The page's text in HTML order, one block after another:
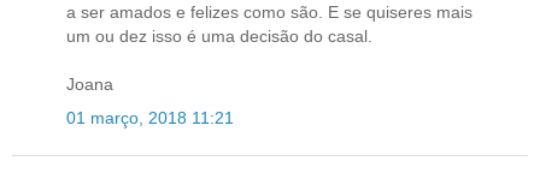
a ser amados e felizes como são. E se quiseres mais
um ou dez isso é uma decisão do casal.
Joana
01 março, 2018 11:21